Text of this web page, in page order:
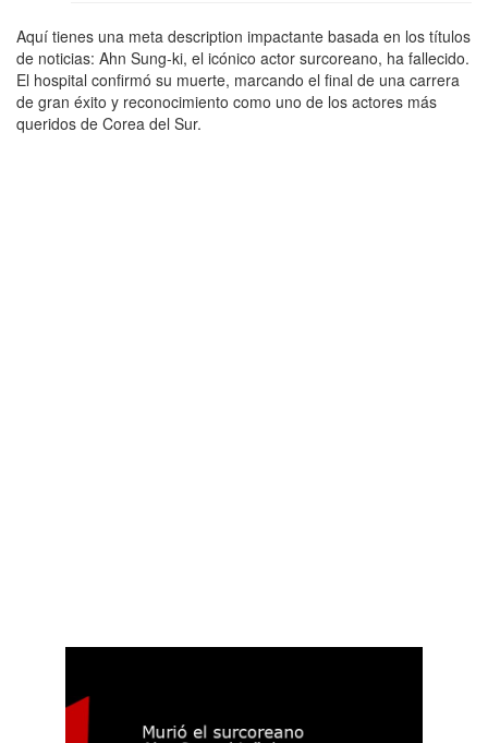
Aquí tienes una meta description impactante basada en los títulos
de noticias: Ahn Sung-ki, el icónico actor surcoreano, ha fallecido.
El hospital confirmó su muerte, marcando el final de una carrera
de gran éxito y reconocimiento como uno de los actores más
queridos de Corea del Sur.